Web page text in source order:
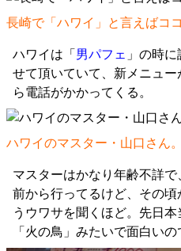
長崎で「ハワイ」と言えばコ
ハワイは「 男パフェ 」の時
せて頂いていて、新メニュ
ら電話がかかってくる。
ハワイのマスター・山口さん
マスターはかなり年齢不詳
前から行ってるけど、その
うウワサを聞くほど。先日
「火の鳥」みたいで面白い